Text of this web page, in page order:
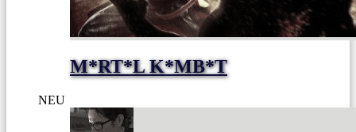
M*RT*L K*MB*T
NEU